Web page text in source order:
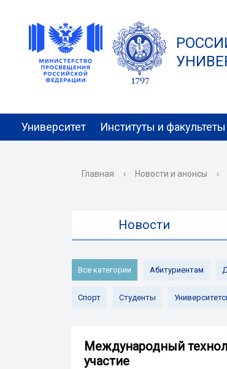
Университет Институты и факультеты
Главная › Новости и анонсы ›
Новости
Все категории Абитуриентам
Спорт Студенты
Международный
участие